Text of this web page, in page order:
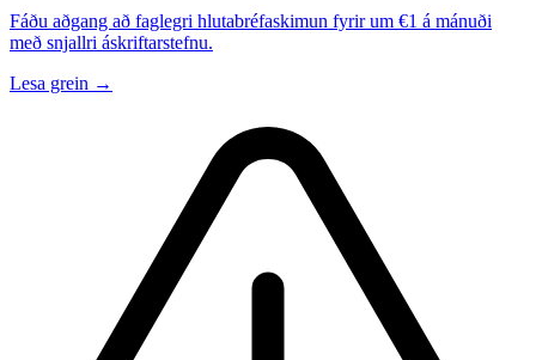
Fáðu aðgang að faglegri hlutabréfaskimun fyrir um €1 á mánuði
með snjallri áskriftarstefnu.
Lesa grein →